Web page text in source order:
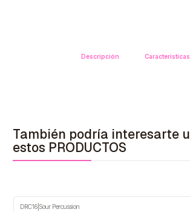
Descripción Características
También podría interesarte
estos PRODUCTOS
DRC16| Sour Percussion